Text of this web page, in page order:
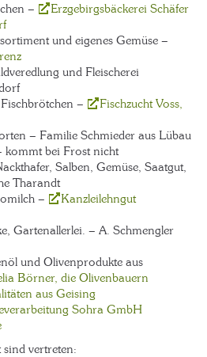
–
Erzgebirgsbäckerei Schäfer
und eigenes Gemüse –
und Fleischerei
–
Fischzucht Voss,
– Familie Schmieder aus Lübau
kommt bei Frost nicht
Salben, Gemüse, Saatgut,
Tharandt
–
Kanzleilehngut
Gartenallerlei. – A. Schmengler
und Olivenprodukte aus
Börner, die Olivenbauern
aus Geising
Sohra GmbH
vertreten: